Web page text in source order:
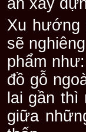
án xây
Xu hướng
sẽ
phẩm
đồ gỗ
lai gần
giữa